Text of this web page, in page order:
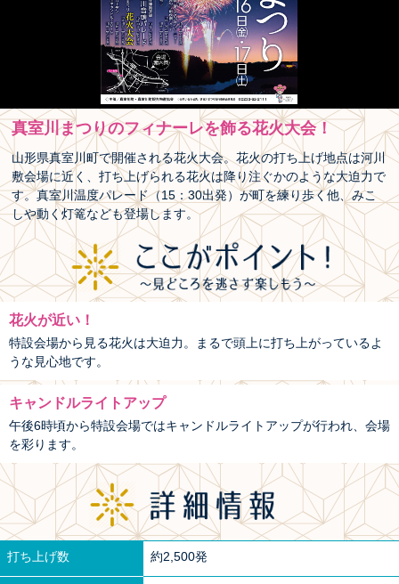
真室川まつりのフィナーレを飾る花火大会！
山形県真室川町で開催される花火大会。花火の打ち上げ地点は河川
敷会場に近く、打ち上げられる花火は降り注ぐかのような大迫力で
す。真室川温度パレード（15：30出発）が町を練り歩く他、みこ
しや動く灯篭なども登場します。
花火が近い！
特設会場から見る花火は大迫力。まるで頭上に打ち上がっているよ
うな見心地です。
キャンドルライトアップ
午後6時頃から特設会場ではキャンドルライトアップが行われ、会場
を彩ります。
打ち上げ数 約2,500発